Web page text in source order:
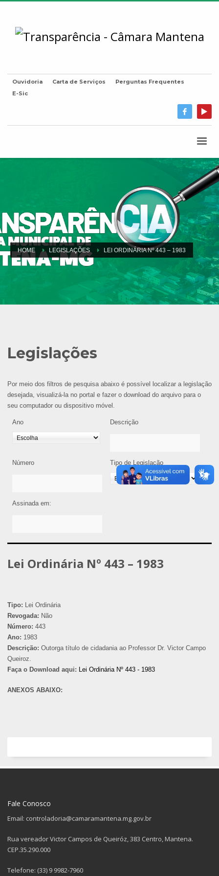
Ouvidoria Carta de Serviços
Perguntas Frequentes
E-Sic
HOME LEGISLAÇÕES LEI ORDINÁRIA Nº 443 – 1983
Legislações
Por meio dos filtros de pesquisa abaixo é possível localizar a legislação
desejada, visualizá-la no portal e fazer o download do arquivo para o
seu computador ou dispositivo móvel.
Ano Descrição
Número Tipo de Legislação
Assinada em:
Lei Ordinária Nº 443 – 1983
Tipo: Lei Ordinária
Revogada: Não
Número: 443
Ano: 1983
Descrição: Outorga título de cidadania ao Professor Dr. Victor Campo
Queiroz.
Faça o Download aqui: Lei Ordinária Nº 443 - 1983
ANEXOS ABAIXO:
Fale Conosco
Email: controladoria@camaramantena.mg.gov.br
Rua vereador Victor Campos de Queiróz, 383 Centro, Mantena.
CEP.35.290.000
Telefone: (33) 9 9982-7960